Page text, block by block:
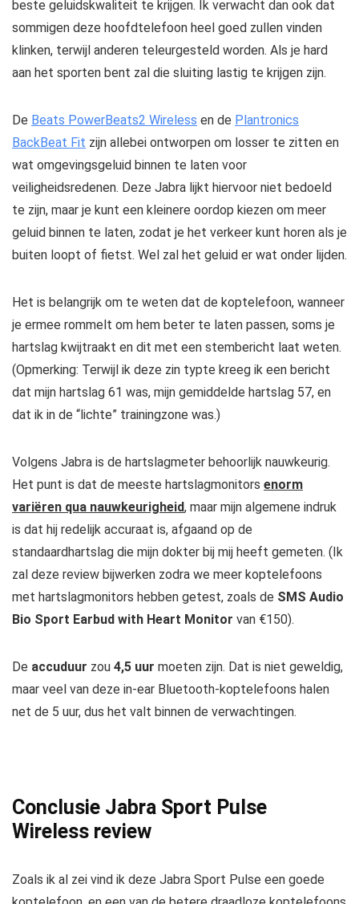
beste geluidskwaliteit te krijgen. Ik verwacht dan ook dat
sommigen deze hoofdtelefoon heel goed zullen vinden
klinken, terwijl anderen teleurgesteld worden. Als je hard
aan het sporten bent zal die sluiting lastig te krijgen zijn.
De Beats PowerBeats2 Wireless en de Plantronics
BackBeat Fit zijn allebei ontworpen om losser te zitten en
wat omgevingsgeluid binnen te laten voor
veiligheidsredenen. Deze Jabra lijkt hiervoor niet bedoeld
te zijn, maar je kunt een kleinere oordop kiezen om meer
geluid binnen te laten, zodat je het verkeer kunt horen als je
buiten loopt of fietst. Wel zal het geluid er wat onder lijden.
Het is belangrijk om te weten dat de koptelefoon, wanneer
je ermee rommelt om hem beter te laten passen, soms je
hartslag kwijtraakt en dit met een stembericht laat weten.
(Opmerking: Terwijl ik deze zin typte kreeg ik een bericht
dat mijn hartslag 61 was, mijn gemiddelde hartslag 57, en
dat ik in de “lichte” trainingzone was.)
Volgens Jabra is de hartslagmeter behoorlijk nauwkeurig.
Het punt is dat de meeste hartslagmonitors enorm
variëren qua nauwkeurigheid, maar mijn algemene indruk
is dat hij redelijk accuraat is, afgaand op de
standaardhartslag die mijn dokter bij mij heeft gemeten. (Ik
zal deze review bijwerken zodra we meer koptelefoons
met hartslagmonitors hebben getest, zoals de SMS Audio
Bio Sport Earbud with Heart Monitor van €150).
De accuduur zou 4,5 uur moeten zijn. Dat is niet geweldig,
maar veel van deze in-ear Bluetooth-koptelefoons halen
net de 5 uur, dus het valt binnen de verwachtingen.
Conclusie Jabra Sport Pulse
Wireless review
Zoals ik al zei vind ik deze Jabra Sport Pulse een goede